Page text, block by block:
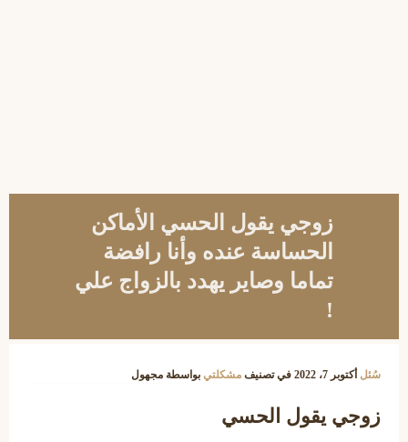
زوجي يقول الحسي الأماكن
الحساسة عنده وأنا رافضة
تماما وصاير يهدد بالزواج علي
!
سُئل أكتوبر 7، 2022 في تصنيف مشكلتي بواسطة مجهول
زوجي يقول الحسي